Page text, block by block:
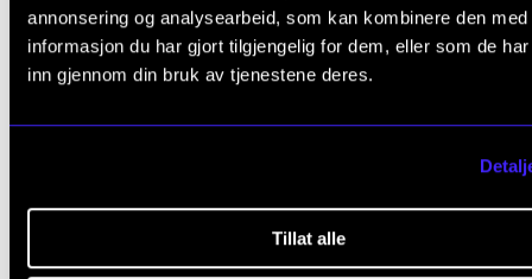
annonsering og analysearbeid, som kan kombinere den med
informasjon du har gjort tilgjengelig for dem, eller som de
inn gjennom din bruk av tjenestene deres.
Tillat alle